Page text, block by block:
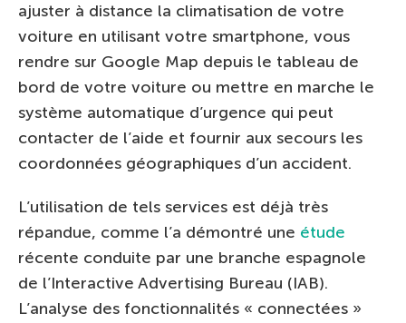
ajuster à distance la climatisation de votre
voiture en utilisant votre smartphone, vous
rendre sur Google Map depuis le tableau de
bord de votre voiture ou mettre en marche le
système automatique d’urgence qui peut
contacter de l’aide et fournir aux secours les
coordonnées géographiques d’un accident.
L’utilisation de tels services est déjà très
répandue, comme l’a démontré une étude
récente conduite par une branche espagnole
de l’Interactive Advertising Bureau (IAB).
L’analyse des fonctionnalités « connectées »